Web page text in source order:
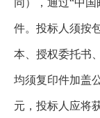
同），通过“中
件。投标人须按
本、授权委托书
均须复印件加盖
元，投标人应将